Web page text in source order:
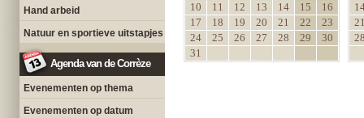
Hand arbeid
Natuur en sportieve uitstapjes
Agenda van de Corrèze
Evenementen op thema
Evenementen op datum
10
11 12 13 14 15
16
17
18 19 20 21 22
23
24
25 26 27 28 29
30
31